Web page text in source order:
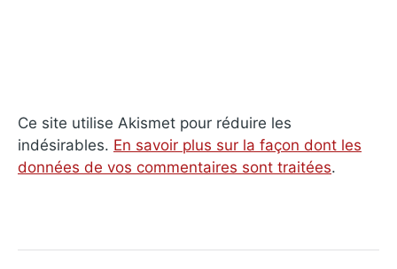
Ce site utilise Akismet pour réduire les
indésirables. En savoir plus sur la façon dont les
données de vos commentaires sont traitées.